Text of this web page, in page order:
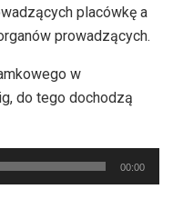
placówkę a
prowadzących.
w
do tego dochodzą
00:00